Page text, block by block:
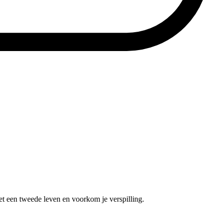
een tweede leven en voorkom je verspilling.